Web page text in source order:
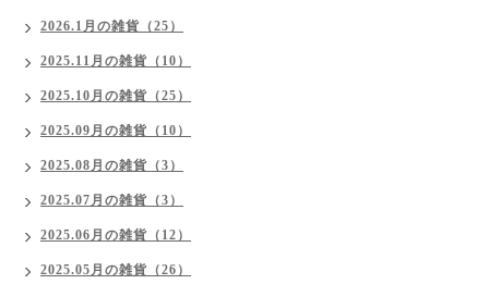
2026.1月の雑貨（25）
2025.11月の雑貨（10）
2025.10月の雑貨（25）
2025.09月の雑貨（10）
2025.08月の雑貨（3）
2025.07月の雑貨（3）
2025.06月の雑貨（12）
2025.05月の雑貨（26）